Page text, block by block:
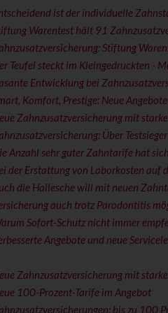
ist der individuelle
Warentest hält 91
Stiftung
Teufel steckt im Kleingedruckten -
Entwicklung bei
Komfort, Prestige: Neue
Zahnzusatzversicherung mit
Über
Anzahl sehr guter Zahntarife hat
der Erstattung von Laborkosten auf
die Hallesche will mit neuen
auch trotz Parodontitis
Sofort-Schutz nicht immer
Angebote und neue
Zahnzusatzversicherung mit
100-Prozent-Tarife im Angebot
bis zu 100